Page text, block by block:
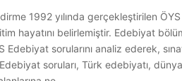
1992 yılında gerçekleştirilen
hayatını belirlemiştir. Edebiyat
sorularını analiz ederek,
soruları, Türk edebiyatı,